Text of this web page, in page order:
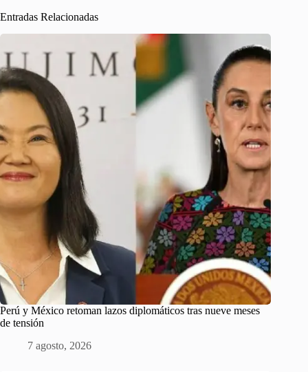
Entradas Relacionadas
Perú y México retoman lazos diplomáticos tras nueve meses
de tensión
7 agosto, 2026